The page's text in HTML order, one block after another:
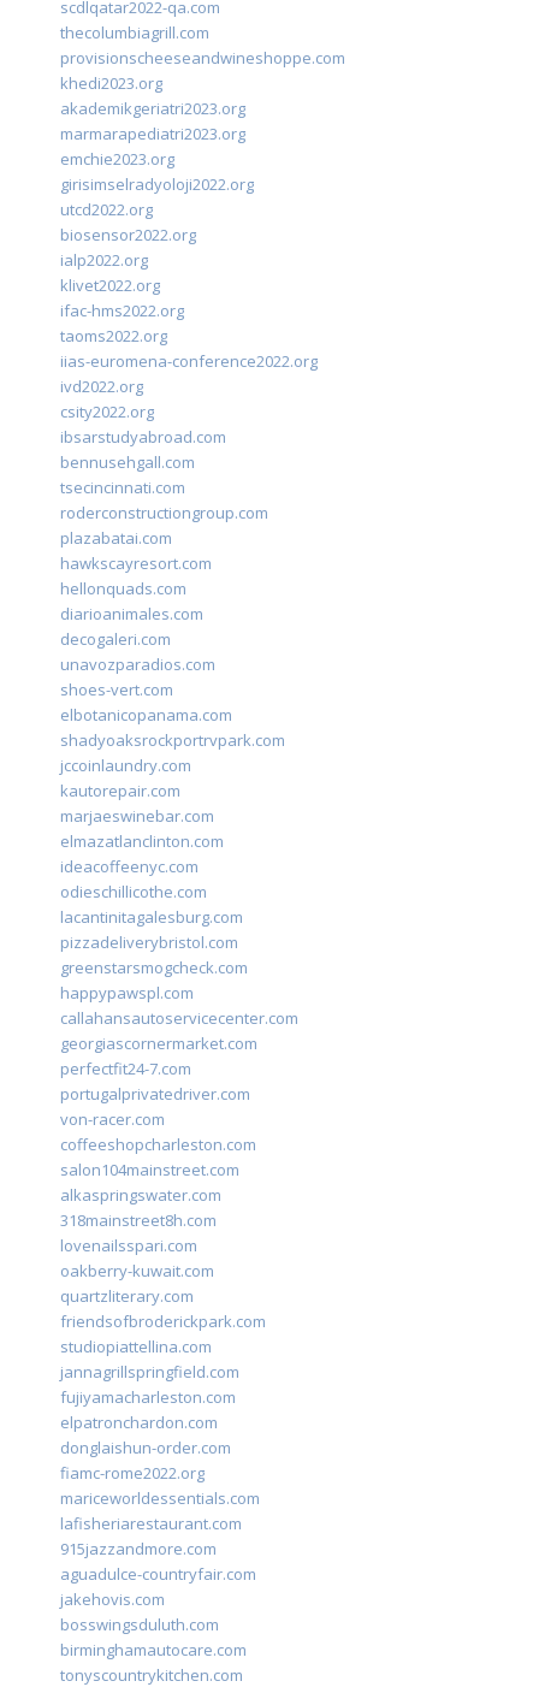
scdlqatar2022-qa.com
thecolumbiagrill.com
provisionscheeseandwineshoppe.com
khedi2023.org
akademikgeriatri2023.org
marmarapediatri2023.org
emchie2023.org
girisimselradyoloji2022.org
utcd2022.org
biosensor2022.org
ialp2022.org
klivet2022.org
ifac-hms2022.org
taoms2022.org
iias-euromena-conference2022.org
ivd2022.org
csity2022.org
ibsarstudyabroad.com
bennusehgall.com
tsecincinnati.com
roderconstructiongroup.com
plazabatai.com
hawkscayresort.com
hellonquads.com
diarioanimales.com
decogaleri.com
unavozparadios.com
shoes-vert.com
elbotanicopanama.com
shadyoaksrockportrvpark.com
jccoinlaundry.com
kautorepair.com
marjaeswinebar.com
elmazatlanclinton.com
ideacoffeenyc.com
odieschillicothe.com
lacantinitagalesburg.com
pizzadeliverybristol.com
greenstarsmogcheck.com
happypawspl.com
callahansautoservicecenter.com
georgiascornermarket.com
perfectfit24-7.com
portugalprivatedriver.com
von-racer.com
coffeeshopcharleston.com
salon104mainstreet.com
alkaspringswater.com
318mainstreet8h.com
lovenailsspari.com
oakberry-kuwait.com
quartzliterary.com
friendsofbroderickpark.com
studiopiattellina.com
jannagrillspringfield.com
fujiyamacharleston.com
elpatronchardon.com
donglaishun-order.com
fiamc-rome2022.org
mariceworldessentials.com
lafisheriarestaurant.com
915jazzandmore.com
aguadulce-countryfair.com
jakehovis.com
bosswingsduluth.com
birminghamautocare.com
tonyscountrykitchen.com